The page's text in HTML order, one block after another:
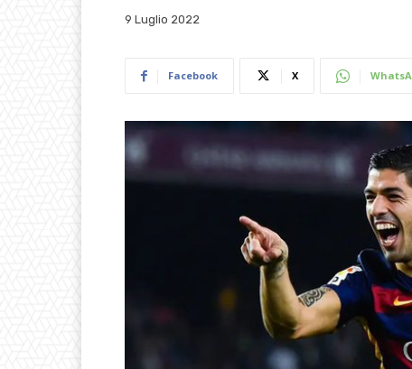
9 Luglio 2022
Facebook X